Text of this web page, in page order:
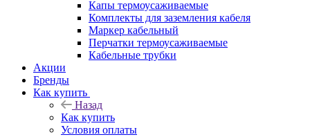
Капы термоусаживаемые
Комплекты для заземления кабеля
Маркер кабельный
Перчатки термоусаживаемые
Кабельные трубки
Акции
Бренды
Как купить
Назад
Как купить
Условия оплаты